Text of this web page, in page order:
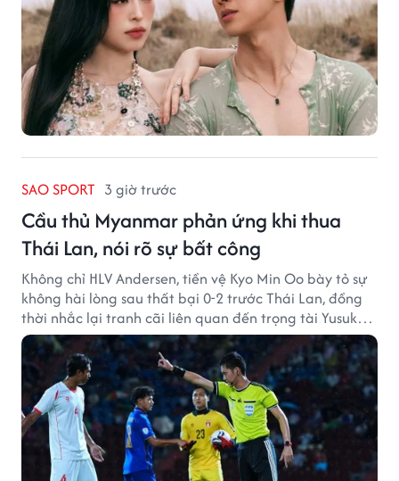
SAO SPORT 3 giờ trước
Cầu thủ Myanmar phản ứng khi thua
Thái Lan, nói rõ sự bất công
Không chỉ HLV Andersen, tiền vệ Kyo Min Oo bày tỏ sự
không hài lòng sau thất bại 0-2 trước Thái Lan, đồng
thời nhắc lại tranh cãi liên quan đến trọng tài Yusuke
Ohashi.